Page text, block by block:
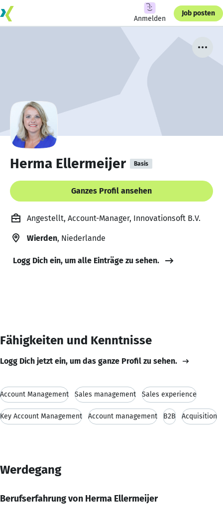
Anmelden
Job posten
Herma Ellermeijer Basis
Ganzes Profil ansehen
Angestellt, Account-Manager, Innovationsoft B.V.
Wierden, Niederlande
Logg Dich ein, um alle Einträge zu sehen.
Fähigkeiten und Kenntnisse
Logg Dich jetzt ein, um das ganze Profil zu sehen.
Account Management Sales management Sales experience
Key Account Management Account management B2B Acquisition
Werdegang
Berufserfahrung von Herma Ellermeijer